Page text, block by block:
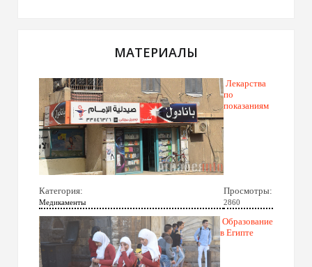
МАТЕРИАЛЫ
Лекарства
по
показаниям
Категория:
Медикаменты
Просмотры:
2860
Образование
в Египте